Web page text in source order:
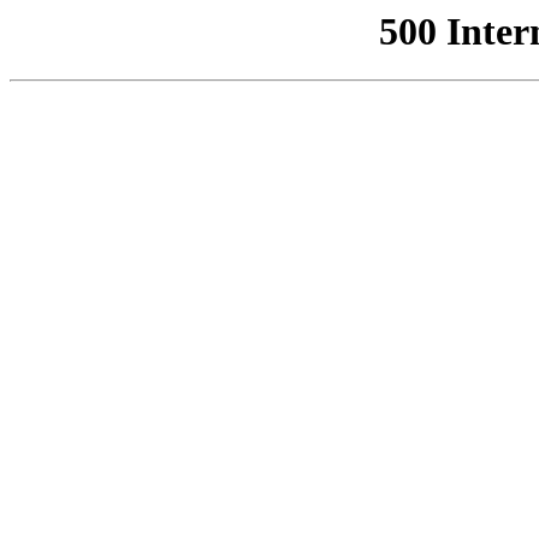
500